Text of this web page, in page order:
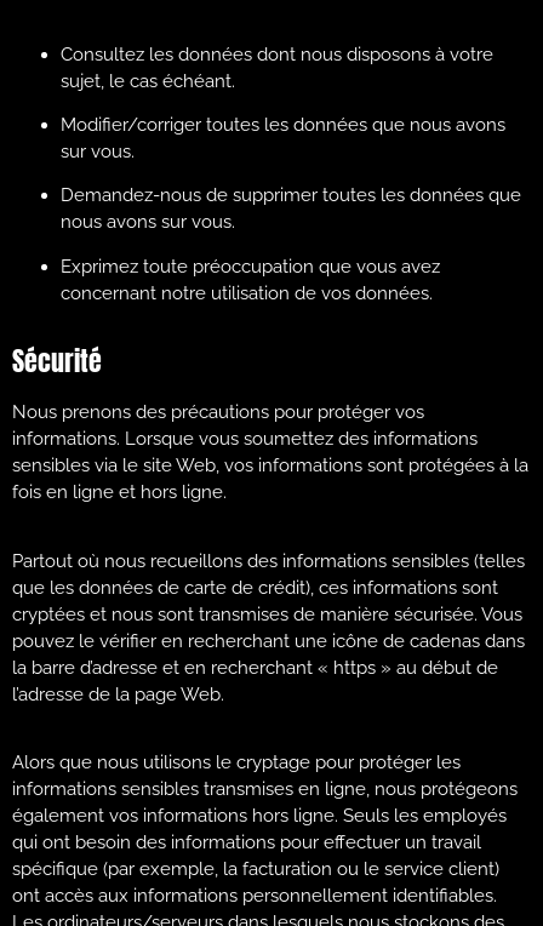
Consultez les données dont nous disposons à votre
sujet, le cas échéant.
Modifier/corriger toutes les données que nous avons
sur vous.
Demandez-nous de supprimer toutes les données que
nous avons sur vous.
Exprimez toute préoccupation que vous avez
concernant notre utilisation de vos données.
Sécurité
Nous prenons des précautions pour protéger vos
informations. Lorsque vous soumettez des informations
sensibles via le site Web, vos informations sont protégées à la
fois en ligne et hors ligne.
Partout où nous recueillons des informations sensibles (telles
que les données de carte de crédit), ces informations sont
cryptées et nous sont transmises de manière sécurisée. Vous
pouvez le vérifier en recherchant une icône de cadenas dans
la barre d’adresse et en recherchant « https » au début de
l’adresse de la page Web.
Alors que nous utilisons le cryptage pour protéger les
informations sensibles transmises en ligne, nous protégeons
également vos informations hors ligne. Seuls les employés
qui ont besoin des informations pour effectuer un travail
spécifique (par exemple, la facturation ou le service client)
ont accès aux informations personnellement identifiables.